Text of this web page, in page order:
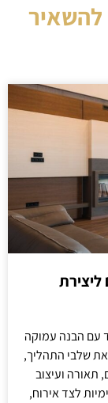
להשאיר
ליצירת
עם הבנה עמוקה
את שלבי התהליך,
תאורה ועיצוב
לצד אירוח,